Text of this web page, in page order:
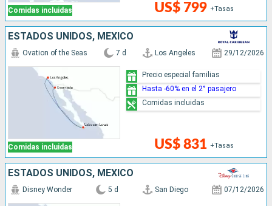
Comidas incluidas US$ 799 +Tasas
ESTADOS UNIDOS, MÉXICO
Comidas incluidas
Ovation of the Seas 7 d Los Angeles 29/12/2026
US$ 831 +Tasas
Precio especial familias
Hasta -60% en el 2° pasajero
Comidas incluidas
ESTADOS UNIDOS, MÉXICO
Disney Wonder 5 d San Diego 07/12/2026